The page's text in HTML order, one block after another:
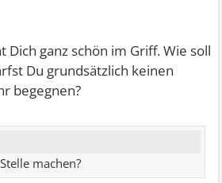
Dich ganz schön im Griff. Wie soll
Du grundsätzlich keinen
begegnen?
machen?